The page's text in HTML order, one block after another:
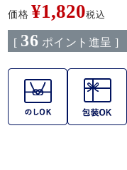
価格 ¥1,820税込
[ 36 ポイント進呈 ]